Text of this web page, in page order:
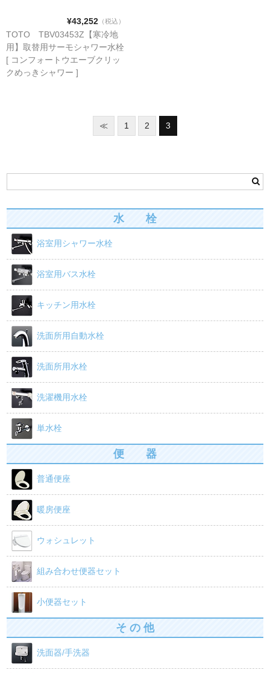
¥43,252 （税込）
TOTO TBV03453Z【寒冷地
用】取替用サーモシャワー水栓
[ コンフォートウエーブクリッ
クめっきシャワー ]
≪ 1 2 3
水 栓
浴室用シャワー水栓
浴室用バス水栓
キッチン用水栓
洗面所用自動水栓
洗面所用水栓
洗濯機用水栓
単水栓
便 器
普通便座
暖房便座
ウォシュレット
組み合わせ便器セット
小便器セット
そ の 他
洗面器/手洗器